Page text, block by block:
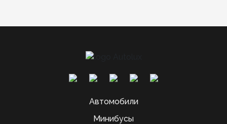
Автомобили
Минибусы